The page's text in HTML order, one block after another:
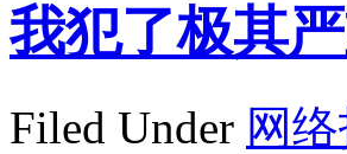
我犯了极其
Filed Under 网